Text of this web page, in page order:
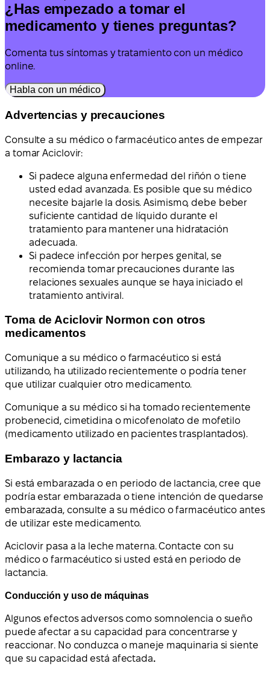
¿Has empezado a tomar el
medicamento y tienes preguntas?
Comenta tus síntomas y tratamiento con un médico
online.
Habla con un médico
Advertencias y precauciones
Consulte a su médico o farmacéutico antes de empezar
a tomar Aciclovir:
Si padece alguna enfermedad del riñón o tiene
usted edad avanzada. Es posible que su médico
necesite bajarle la dosis. Asimismo, debe beber
suficiente cantidad de líquido durante el
tratamiento para mantener una hidratación
adecuada.
Si padece infección por herpes genital, se
recomienda tomar precauciones durante las
relaciones sexuales aunque se haya iniciado el
tratamiento antiviral.
Toma de Aciclovir Normon con otros
medicamentos
Comunique a su médico o farmacéutico si está
utilizando, ha utilizado recientemente o podría tener
que utilizar cualquier otro medicamento.
Comunique a su médico si ha tomado recientemente
probenecid, cimetidina o micofenolato de mofetilo
(medicamento utilizado en pacientes trasplantados).
Embarazo y lactancia
Si está embarazada o en periodo de lactancia, cree que
podría estar embarazada o tiene intención de quedarse
embarazada, consulte a su médico o farmacéutico antes
de utilizar este medicamento.
Aciclovir pasa a la leche materna. Contacte con su
médico o farmacéutico si usted está en periodo de
lactancia.
Conducción y uso de máquinas
Algunos efectos adversos como somnolencia o sueño
puede afectar a su capacidad para concentrarse y
reaccionar. No conduzca o maneje maquinaria si siente
que su capacidad está afectada.